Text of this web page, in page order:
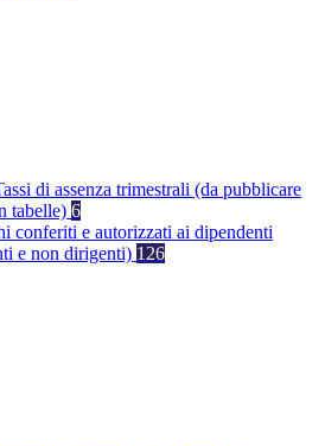
di assenza trimestrali (da pubblicare
tabelle) 6
conferiti e autorizzati ai dipendenti
e non dirigenti) 126